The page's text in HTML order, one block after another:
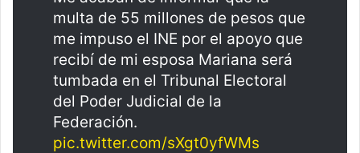
multa de 55 millones de pesos que
me impuso el INE por el apoyo que
recibí de mi esposa Mariana será
tumbada en el Tribunal Electoral
del Poder Judicial de la
Federación.
pic.twitter.com/sXgt0yfWMs